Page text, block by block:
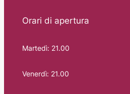
Orari di apertura
Martedì: 21.00
Venerdì: 21.00